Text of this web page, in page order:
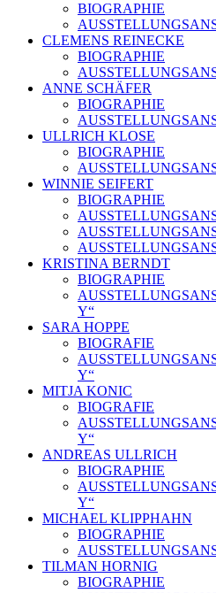
BIOGRAPHIE
CLEMENS REINECKE
BIOGRAPHIE
ANNE SCHÄFER
BIOGRAPHIE
ULLRICH KLOSE
BIOGRAPHIE
WINNIE SEIFERT
BIOGRAPHIE
KRISTINA BERNDT
BIOGRAPHIE
Y“
SARA HOPPE
BIOGRAFIE
Y“
MITJA KONIC
BIOGRAFIE
Y“
ANDREAS ULLRICH
BIOGRAPHIE
Y“
MICHAEL KLIPPHAHN
BIOGRAPHIE
TILMAN HORNIG
BIOGRAPHIE